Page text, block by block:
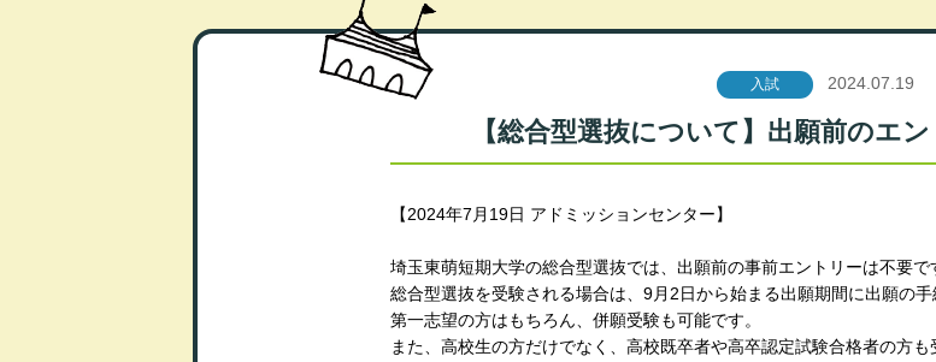
入試 2024.07.19
【総合型選抜について】出願前のエ
【2024年7月19日 アドミッションセンター】
埼玉東萌短期大学の総合型選抜では、出願前の事前エントリーは不要で
総合型選抜を受験される場合は、9月2日から始まる出願期間に出願の手
第一志望の方はもちろん、併願受験も可能です。
また、高校生の方だけでなく、高校既卒者や高卒認定試験合格者の方も